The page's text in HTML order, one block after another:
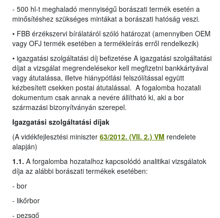
- 500 hl-t meghaladó mennyiségű borászati termék esetén a
minősítéshez szükséges mintákat a borászati hatóság veszi.
• FBB érzékszervi bírálatáról szóló határozat (amennyiben OEM
vagy OFJ termék esetében a termékleírás erről rendelkezik)
• igazgatási szolgáltatási díj befizetése A igazgatási szolgáltatási
díjat a vizsgálat megrendelésekor kell megfizetni bankkártyával
vagy átutalássa, illetve hiánypótlási felszólítással együtt
kézbesített csekken postai átutalással. A fogalomba hozatali
dokumentum csak annak a nevére állítható ki, aki a bor
származási bizonyítványán szerepel.
Igazgatási szolgáltatási díjak
(A vidékfejlesztési miniszter 63/2012. (VII. 2.) VM rendelete
alapján)
1.1. A forgalomba hozatalhoz kapcsolódó analitikai vizsgálatok
díja az alábbi borászati termékek esetében:
- bor
- likőrbor
- pezsgő